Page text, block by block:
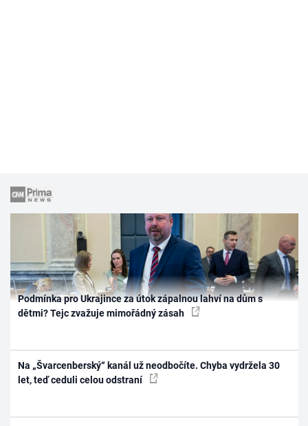
Podmínka pro Ukrajince za útok zápalnou lahví na dům s
dětmi? Tejc zvažuje mimořádný zásah
Na „Švarcenberský“ kanál už neodbočíte. Chyba vydržela 30
let, teď ceduli celou odstraní